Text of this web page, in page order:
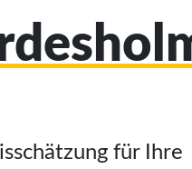
für Ihre